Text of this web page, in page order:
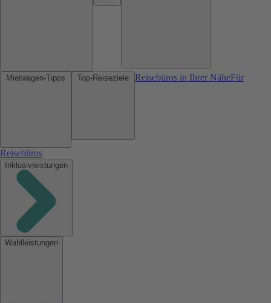
Reisebüros in Ihrer NäheFür
Reisebüros
Inklusivleistungen
Wahlleistungen